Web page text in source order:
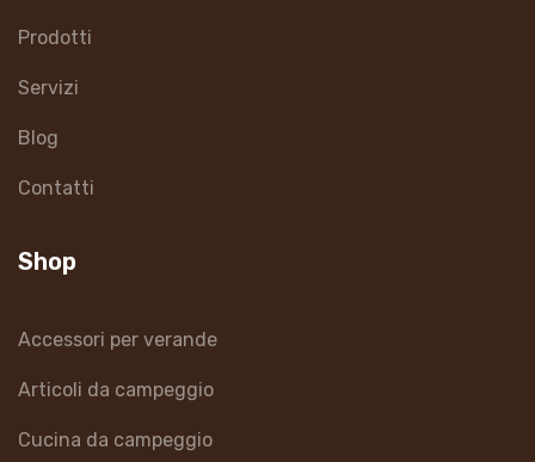
Prodotti
Servizi
Blog
Contatti
Shop
Accessori per verande
Articoli da campeggio
Cucina da campeggio